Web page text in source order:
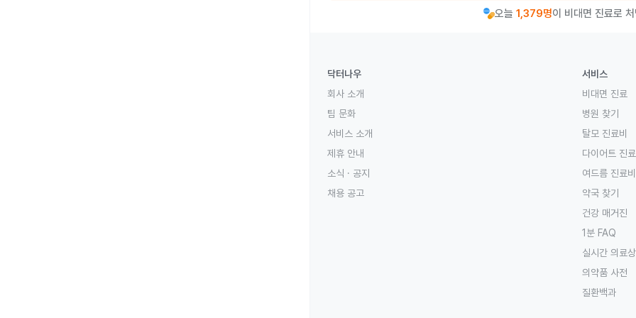
오늘 1,379명이 비대면 진료로
닥터나우
회사 소개
팀 문화
서비스 소개
제휴 안내
소식 · 공지
채용 공고
서비스
비대면 진료
병원 찾기
탈모 진료비
다이어트 진료
여드름 진료비
약국 찾기
건강 매거진
1분 FAQ
실시간 의료
의약품 사전
질환백과